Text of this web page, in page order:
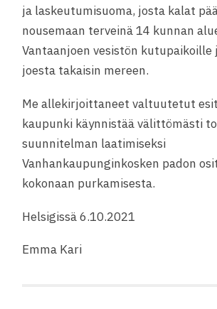
ja laskeutumisuoma, josta kalat
nousemaan terveinä 14 kunnan
Vantaanjoen vesistön kutupaikoille
joesta takaisin mereen.
Me allekirjoittaneet valtuutetut
kaupunki käynnistää välittömästi
suunnitelman laatimiseksi
Vanhankaupunginkosken padon
kokonaan purkamisesta.
Helsigissä 6.10.2021
Emma Kari